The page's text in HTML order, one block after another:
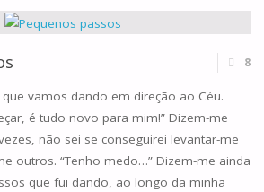
CALMA
TEMPOS
DE
VÍRUS"
8
vamos dando em direção ao Céu.
é tudo novo para mim!” Dizem-me
não sei se conseguirei levantar-me
outros. “Tenho medo…” Dizem-me ainda
que fui dando, ao longo da minha